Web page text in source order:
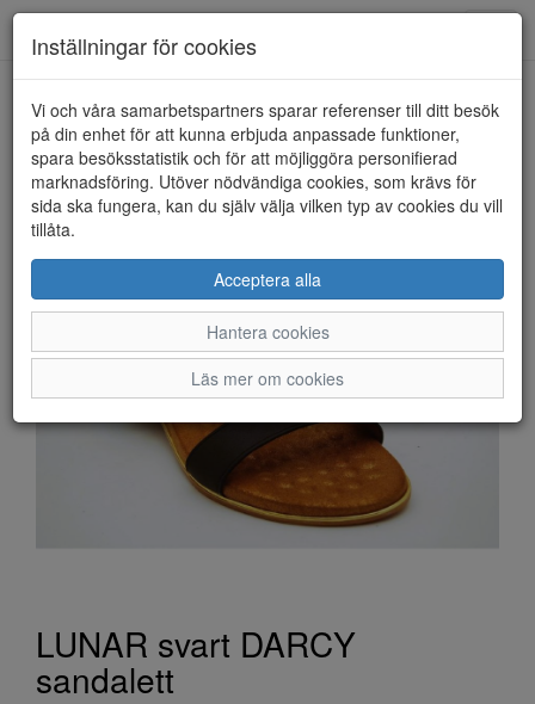
HEM LUNAR
LUNAR svart DARCY
sandalett
Inställningar för cookies
Vi och våra samarbetspartners sparar referenser till ditt besök
på din enhet för att kunna erbjuda anpassade funktioner,
spara besöksstatistik och för att möjliggöra personifierad
marknadsföring. Utöver nödvändiga cookies, som krävs för
sida ska fungera, kan du själv välja vilken typ av cookies du vill
tillåta.
Acceptera alla
Hantera cookies
Läs mer om cookies